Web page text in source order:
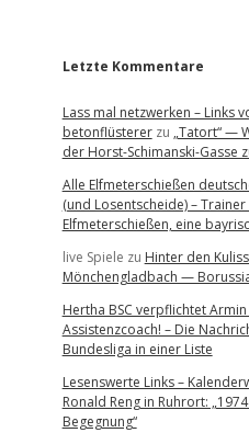
Letzte Kommentare
Lass mal netzwerken – Links
betonflüstererzu „Tatort“ —
der Horst-Schimanski-Gasse
Alle Elfmeterschießen
(und Losentscheide) –
Elfmeterschießen, eine
live Spiele zu Hinter den
Mönchengladbach —
Hertha BSC verpflichtet
Assistenzcoach! – Die
Bundesliga in einer Liste
Lesenswerte Links –
Ronald Reng in Ruhrort:
Begegnung“